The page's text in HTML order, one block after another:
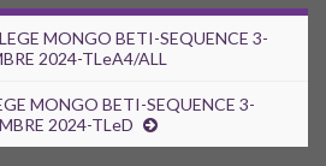
MONGO BETI-SEQUENCE 3-
2024-TLeA4/ALL
MONGO BETI-SEQUENCE 3-
2024-TLeD